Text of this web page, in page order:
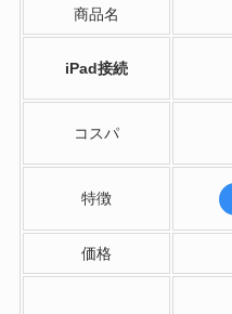
商品名
iPad接続
コスパ
特徴
価格